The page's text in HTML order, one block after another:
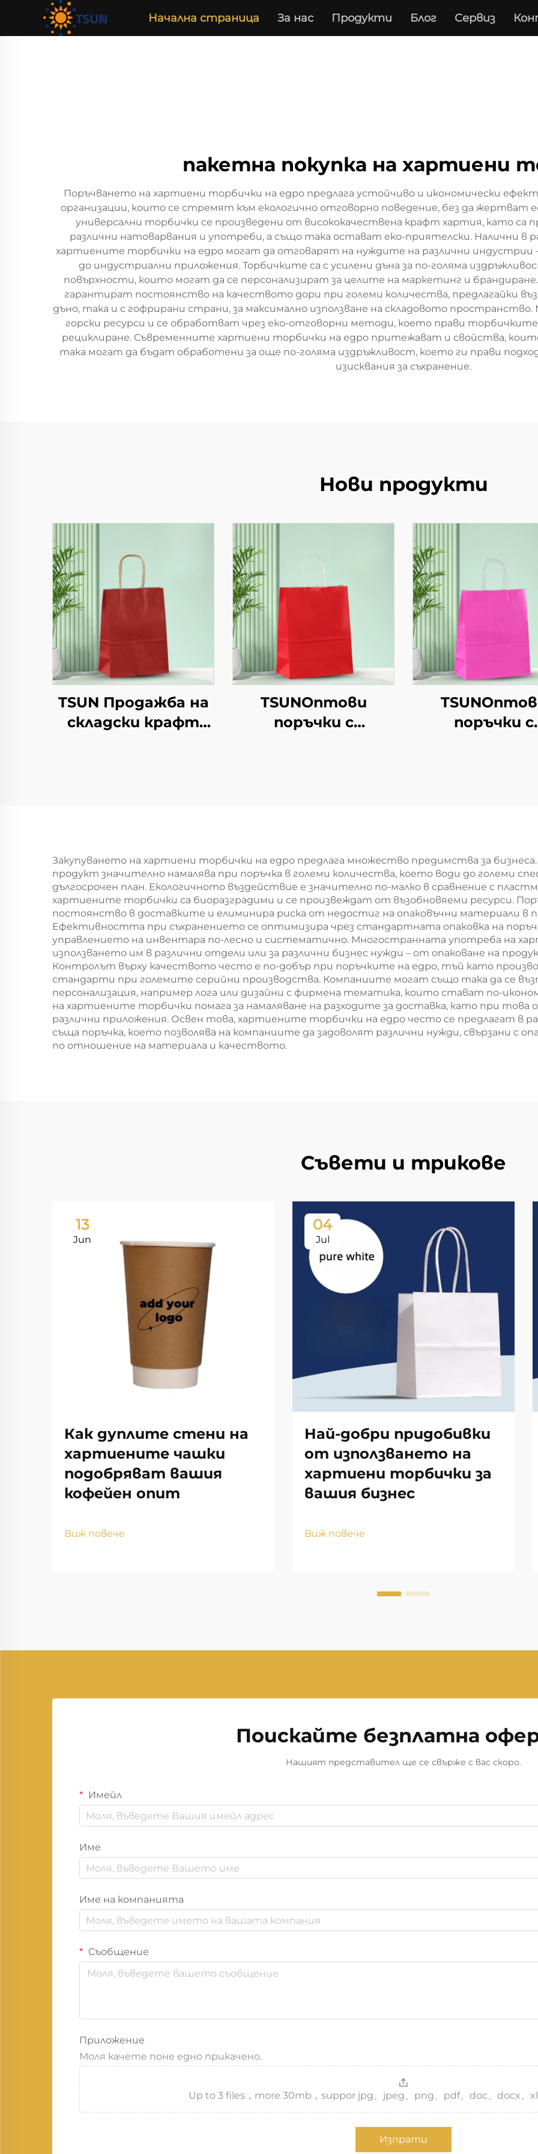
Начална страница За нас Продукти Блог Сервиз
пакетна покупка на хартиени
Поръчването на хартиени торбички на едро предлага устойчиво и икономически
организации, които се стремят към екологично отговорно поведение, без да жертват
универсални торбички се произведени от висококачествена крафт хартия, като са
различни натоварвания и употреби, а също така остават еко-приятелски. Налични в
хартиените торбички на едро могат да отговарят на нуждите на различни
до индустриални приложения. Торбичките са с усилени дъна за по-голяма
повърхности, които могат да се персонализират за целите на маркетинг и
гарантират постоянство на качеството дори при големи количества, предлагайки
дъно, така и с гофрирани страни, за максимално използване на складовото
горски ресурси и се обработват чрез еко-отговорни методи, което прави торбичките
рециклиране. Съвременните хартиени торбички на едро притежават и свойства,
така могат да бъдат обработени за още по-голяма издръжливост, което ги прави
изисквания за съхранение.
Нови продукти
TSUN Продажба на
складски крафт
TSUNОптови
поръчки с
екранна печат за
Нова година/
Кристемас,
упаковка за
транспорт на
храна
поръчки с
екранна
Нова
упаковка
продукти
занаятчии
Закупуването на хартиени торбички на едро предлага множество предимства за
продукт значително намалява при поръчка в големи количества, което води до големи
дългосрочен план. Екологичното въздействие е значително по-малко в сравнение с
хартиените торбички са биоразградими и се произвеждат от възобновяеми ресурси.
постоянство в доставките и елиминира риска от недостиг на опаковъчни материали в
Ефективността при съхранението се оптимизира чрез стандартната опаковка на
управлението на инвентара по-лесно и систематично. Многостранната употреба на
използването им в различни отдели или за различни бизнес нужди – от опаковане на
Контролът върху качеството често е по-добър при поръчките на едро, тъй като
стандарти при големите серийни производства. Компаниите могат също така да се
персонализация, например лога или дизайни с фирмена тематика, които стават по-
на хартиените торбички помага за намаляване на разходите за доставка, като при това
различни приложения. Освен това, хартиените торбички на едро често се предлагат в
съща поръчка, което позволява на компаниите да задоволят различни нужди, свързани с
по отношение на материала и качеството.
Съвети и трикове
13
Jun
Как дуплите стени на
хартиените чашки
подобряват вашия
кофейен опит
Виж повече
04
Jul
Най-добри придобивки
от използването на
хартиени торбички за
вашия бизнес
Виж повече
Поискайте безплатна
Нашият представител ще се свърже с вас скоро.
Имейл
Име
Име на компанията
Съобщение
Приложение
Моля качете поне едно прикачено.
Up to 3 files，more 30mb，suppor jpg、jpeg、png、pdf、doc、docx、
Изпрати